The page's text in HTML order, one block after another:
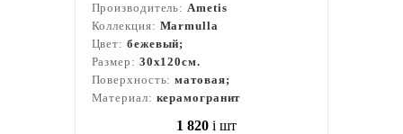
Производитель:Ametis
Коллекция: Marmulla
Цвет: бежевый;
Размер: 30x120см.
Поверхность:матовая;
Материал: керамогранит
1 820 i шт